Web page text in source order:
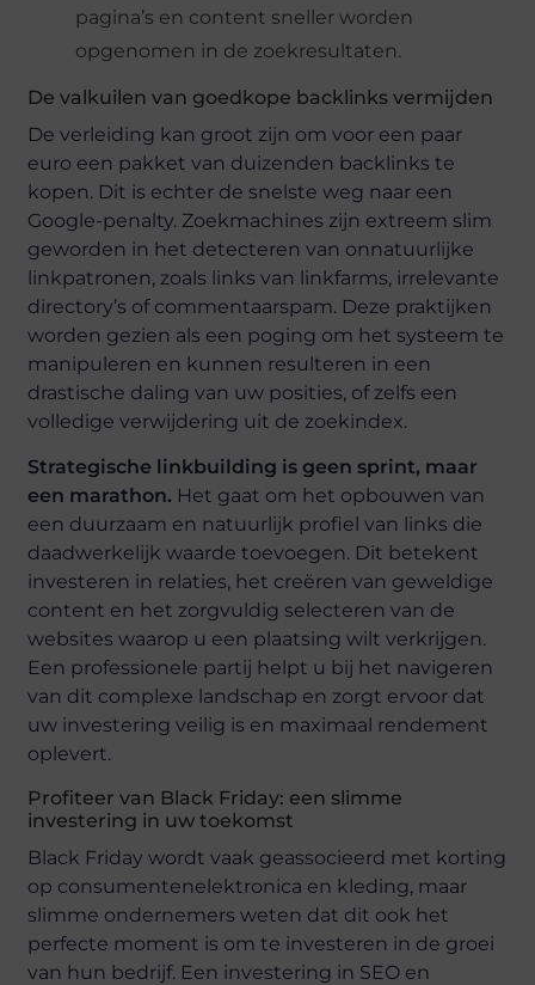
pagina’s en content sneller worden
opgenomen in de zoekresultaten.
De valkuilen van goedkope backlinks vermijden
De verleiding kan groot zijn om voor een paar
euro een pakket van duizenden backlinks te
kopen. Dit is echter de snelste weg naar een
Google-penalty. Zoekmachines zijn extreem slim
geworden in het detecteren van onnatuurlijke
linkpatronen, zoals links van linkfarms, irrelevante
directory’s of commentaarspam. Deze praktijken
worden gezien als een poging om het systeem te
manipuleren en kunnen resulteren in een
drastische daling van uw posities, of zelfs een
volledige verwijdering uit de zoekindex.
Strategische linkbuilding is geen sprint, maar
een marathon. Het gaat om het opbouwen van
een duurzaam en natuurlijk profiel van links die
daadwerkelijk waarde toevoegen. Dit betekent
investeren in relaties, het creëren van geweldige
content en het zorgvuldig selecteren van de
websites waarop u een plaatsing wilt verkrijgen.
Een professionele partij helpt u bij het navigeren
van dit complexe landschap en zorgt ervoor dat
uw investering veilig is en maximaal rendement
oplevert.
Profiteer van Black Friday: een slimme
investering in uw toekomst
Black Friday wordt vaak geassocieerd met korting
op consumentenelektronica en kleding, maar
slimme ondernemers weten dat dit ook het
perfecte moment is om te investeren in de groei
van hun bedrijf. Een investering in SEO en